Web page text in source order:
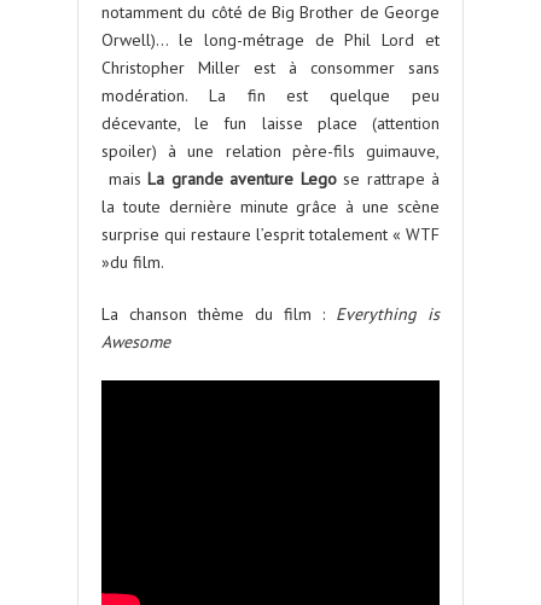
notamment du côté de Big Brother de George
Orwell)… le long-métrage de Phil Lord et
Christopher Miller est à consommer sans
modération. La fin est quelque peu
décevante, le fun laisse place (attention
spoiler) à une relation père-fils guimauve,
mais La grande aventure Legose rattrape à
la toute dernière minute grâce à une scène
surprise qui restaure l’esprit totalement « WTF
»du film.
La chanson thème du film : Everything is
Awesome